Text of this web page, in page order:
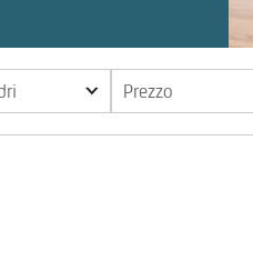
Prezzo